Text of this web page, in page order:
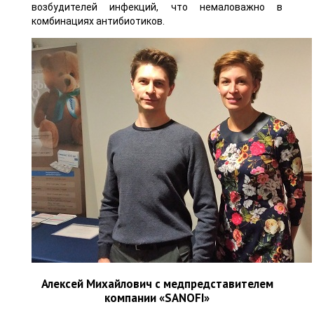
возбудителей инфекций, что немаловажно в
комбинациях антибиотиков.
Алексей Михайлович с медпредставителем
компании «SANOFI»